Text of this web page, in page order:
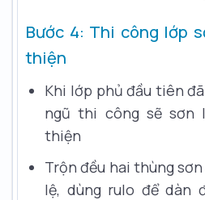
Bước 4: Thi công lớp
thiện
Khi lớp phủ đầu tiên
ngũ thi công sẽ sơn
thiện
Trộn đều hai thùng
lệ, dùng rulo để dàn